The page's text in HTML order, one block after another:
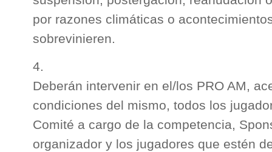
por razones climáticas o
sobrevinieren.
Deberán intervenir en el/los PRO AM,
condiciones del mismo, todos los
Comité a cargo de la competencia,
organizador y los jugadores que estén